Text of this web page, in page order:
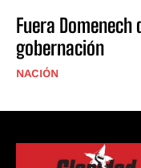
Fuera
gobernación
NACIÓN